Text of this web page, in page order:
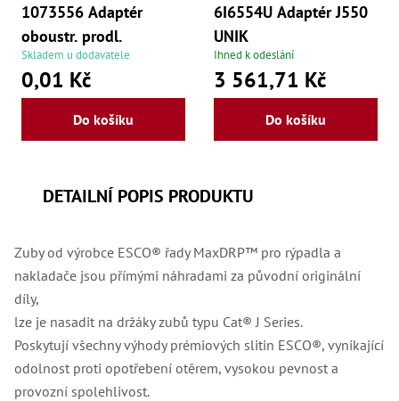
1073556 Adaptér
oboustr. prodl.
Skladem u dodavatele
0,01 Kč
Do košíku
6I6554U Adaptér J550
UNIK
Ihned k odeslání
3 561,71 Kč
Do košíku
DETAILNÍ POPIS PRODUKTU
Zuby od výrobce ESCO® řady MaxDRP™ pro rýpadla a
nakladače jsou přímými náhradami za původní originální
díly,
lze je nasadit na držáky zubů typu Cat® J Series.
Poskytují všechny výhody prémiových slitin ESCO®, vynikající
odolnost proti opotřebení otěrem, vysokou pevnost a
provozní spolehlivost.